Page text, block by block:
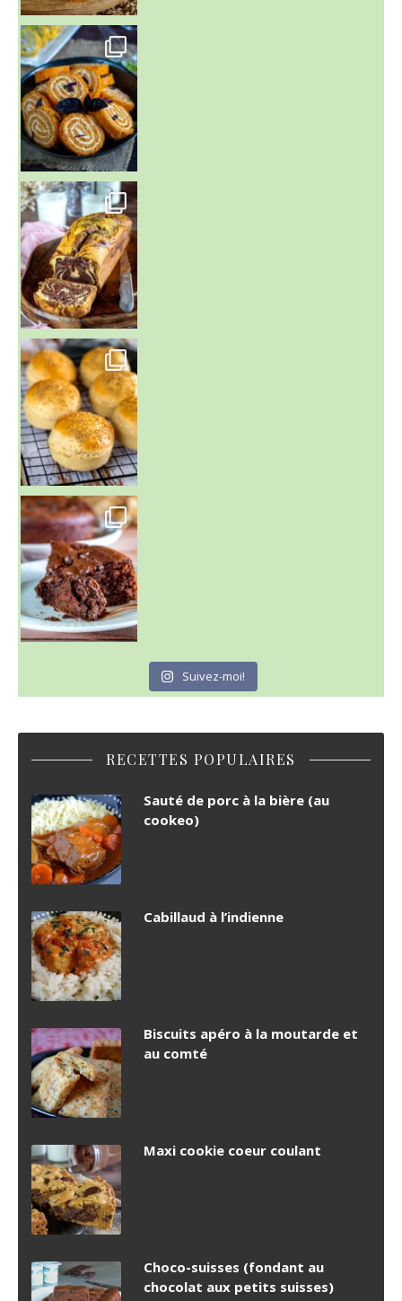
~ BUNS MAISON ~
Un peu de boulange par ici au
~ GÂTEAU FONDANT CHOCO NOISETTE ~
C'est lundi
Suivez-moi!
RECETTES POPULAIRES
Sauté de porc à la bière (au
cookeo)
Cabillaud à l’indienne
Biscuits apéro à la moutarde et
au comté
Maxi cookie coeur coulant
Choco-suisses (fondant au
chocolat aux petits suisses)